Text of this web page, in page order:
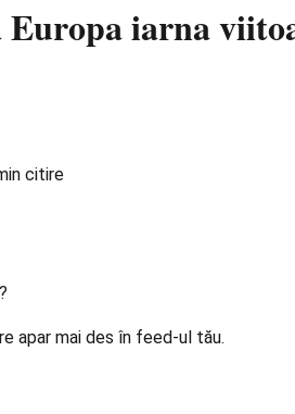
iarna
citire
apar mai des în feed-ul tău.